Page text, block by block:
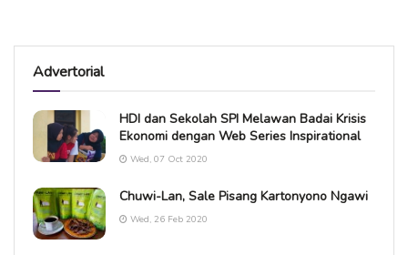
Advertorial
HDI dan Sekolah SPI Melawan Badai Krisis
Ekonomi dengan Web Series Inspirational
Wed, 07 Oct 2020
Chuwi-Lan, Sale Pisang Kartonyono Ngawi
Wed, 26 Feb 2020